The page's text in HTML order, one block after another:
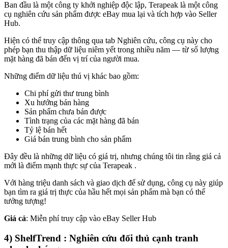
Ban đầu là một công ty khởi nghiệp độc lập, Terapeak là một công
cụ nghiên cứu sản phẩm được eBay mua lại và tích hợp vào Seller
Hub.
Hiện có thể truy cập thông qua tab Nghiên cứu, công cụ này cho
phép bạn thu thập dữ liệu niêm yết trong nhiều năm — từ số lượng
mặt hàng đã bán đến vị trí của người mua.
Những điểm dữ liệu thú vị khác bao gồm:
Chi phí gửi thư trung bình
Xu hướng bán hàng
Sản phẩm chưa bán được
Tình trạng của các mặt hàng đã bán
Tỷ lệ bán hết
Giá bán trung bình cho sản phẩm
Đây đều là những dữ liệu có giá trị, nhưng chúng tôi tin rằng giá cả
mới là điểm mạnh thực sự của Terapeak .
Với hàng triệu danh sách và giao dịch để sử dụng, công cụ này giúp
bạn tìm ra giá trị thực của hầu hết mọi sản phẩm mà bạn có thể
tưởng tượng!
Giá cả: Miễn phí truy cập vào eBay Seller Hub
4) ShelfTrend : Nghiên cứu đối thủ cạnh tranh